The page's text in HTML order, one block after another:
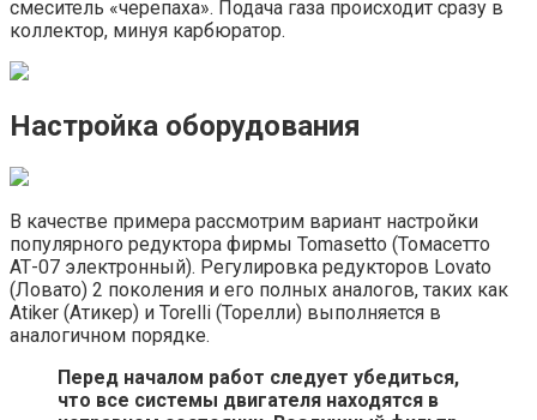
смеситель «черепаха». Подача газа происходит сразу в
коллектор, минуя карбюратор.
Настройка оборудования
В качестве примера рассмотрим вариант настройки
популярного редуктора фирмы Tomasetto (Томасетто
АТ-07 электронный). Регулировка редукторов Lovato
(Ловато) 2 поколения и его полных аналогов, таких как
Atiker (Атикер) и Torelli (Торелли) выполняется в
аналогичном порядке.
Перед началом работ следует убедиться,
что все системы двигателя находятся в